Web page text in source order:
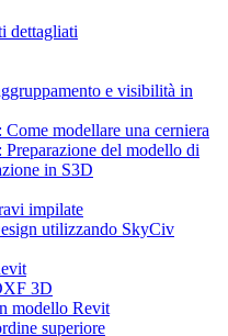
dettagliati
e visibilità in
modellare una cerniera
del modello di
in S3D
impilate
utilizzando SkyCiv
3D
modello Revit
superiore